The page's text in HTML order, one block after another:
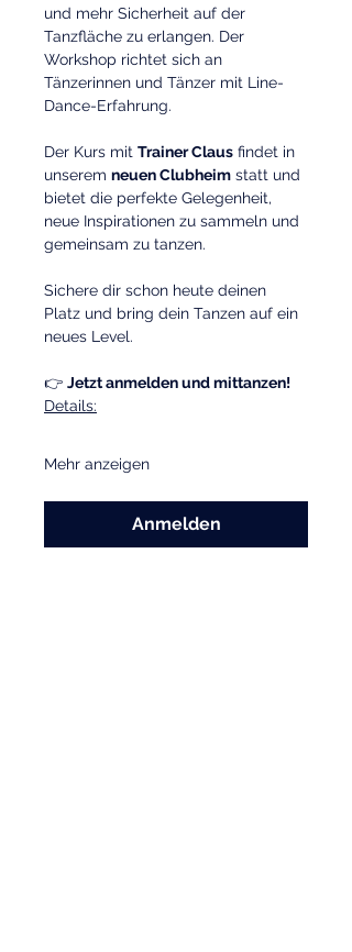
und mehr Sicherheit auf der
Tanzfläche zu erlangen. Der
Workshop richtet sich an
Tänzerinnen und Tänzer mit Line-
Dance-Erfahrung.
Der Kurs mit Trainer Claus findet in
unserem neuen Clubheim statt und
bietet die perfekte Gelegenheit,
neue Inspirationen zu sammeln und
gemeinsam zu tanzen.
Sichere dir schon heute deinen
Platz und bring dein Tanzen auf ein
neues Level.
👉 Jetzt anmelden und mittanzen!
Details:
Mehr anzeigen
Anmelden